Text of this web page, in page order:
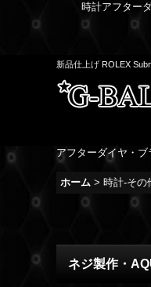
時計アフター
新品仕上げ ROLEX
アフターダイヤ・
ホーム > 時計-その
ネジ製作・